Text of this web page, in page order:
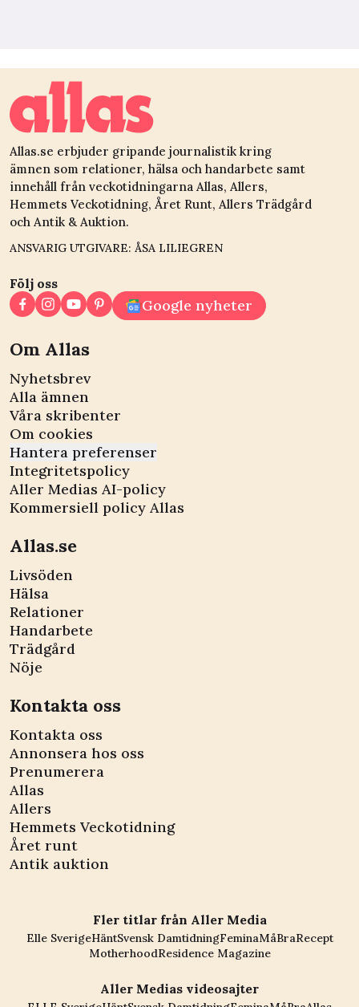
Allas.se erbjuder gripande journalistik kring
ämnen som relationer, hälsa och handarbete samt
innehåll från veckotidningarna Allas, Allers,
Hemmets Veckotidning, Året Runt, Allers Trädgård
och Antik & Auktion.
ANSVARIG UTGIVARE: ÅSA LILIEGREN
Följ oss
Google nyheter
Om Allas
Nyhetsbrev
Alla ämnen
Våra skribenter
Om cookies
Hantera preferenser
Integritetspolicy
Aller Medias AI-policy
Kommersiell policy Allas
Allas.se
Livsöden
Hälsa
Relationer
Handarbete
Trädgård
Nöje
Kontakta oss
Kontakta oss
Annonsera hos oss
Prenumerera
Allas
Allers
Hemmets Veckotidning
Året runt
Antik auktion
Fler titlar från Aller Media
Elle SverigeHäntSvensk DamtidningFeminaMåBraRecept
MotherhoodResidence Magazine
Aller Medias videosajter